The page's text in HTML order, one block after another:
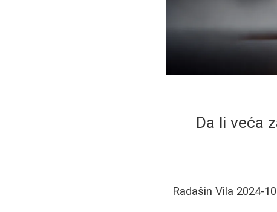
Da li veća
Radašin Vila 2024-